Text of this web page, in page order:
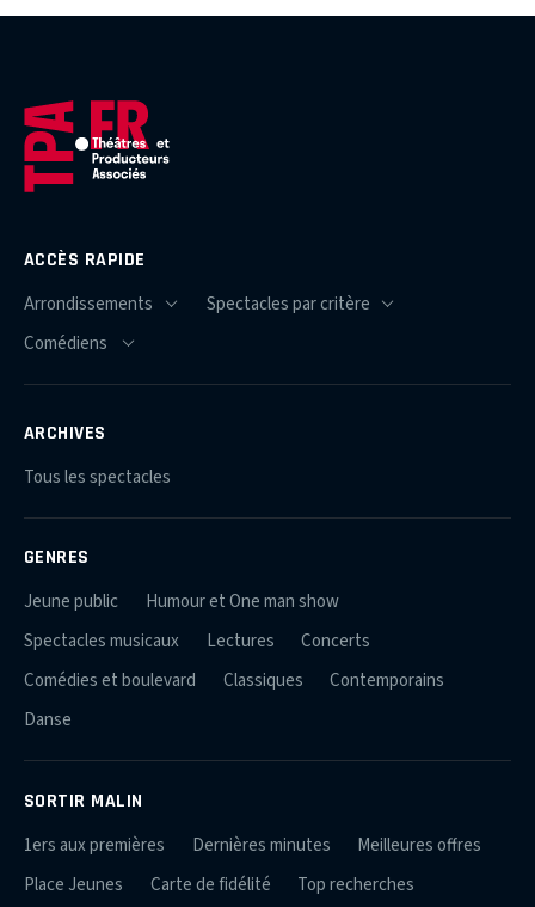
ACCÈS RAPIDE
ARCHIVES
Tous les spectacles
GENRES
Jeune public
Humour et One man show
Spectacles musicaux
Lectures
Concerts
Comédies et boulevard
Classiques
Contemporains
Danse
SORTIR MALIN
1ers aux premières Dernières minutes
Meilleures offres
Place Jeunes
Carte de fidélité Top recherches